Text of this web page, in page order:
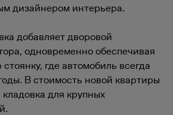
дизайнером интерьера.
добавляет дворовой
одновременно обеспечивая
где автомобиль всегда
В стоимость новой квартиры
для крупных